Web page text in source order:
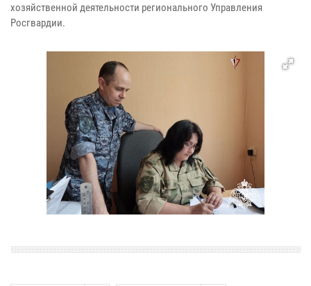
хозяйственной деятельности регионального Управления
Росгвардии.